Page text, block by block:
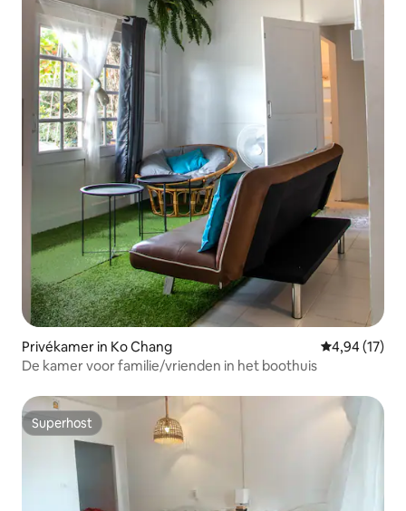
Privékamer in Ko Chang Gemiddelde
4,94 (17)
De kamer voor familie/vrienden in het boothuis
Superhost
Superhost